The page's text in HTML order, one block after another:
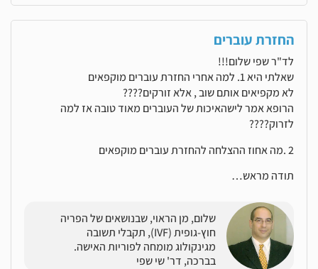
החזרת עוברים
לד"ר שפי שלום!!!
שאלתי היא 1. למה אחרי החזרת עוברים מוקפאים
לא מקפיאים אותם שוב , אלא זורקים????
הרופא אמר לישהאיכות של העוברים מאוד טובה אז למה
לזרוק????
2 .מה אחוז ההצלחה להחזרת עוברים מוקפאים
תודה מראש…
שלום, מן הראוי, שבנושאים של הפריה
חוץ-גופית (IVF), תקבלי תשובה
מגינקולוג מומחה לפוריות האישה.
בברכה, דר' שי שפי